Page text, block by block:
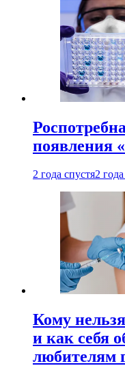
появления
2 года спустя2
Кому
и как себя
любителям